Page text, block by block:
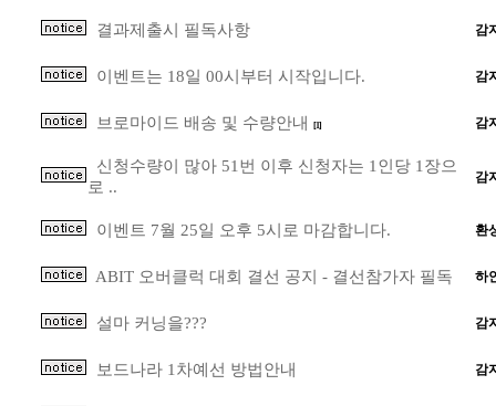
결과제출시 필독사항 감
이벤트는 18일 00시부터 시작입니다. 감
브로마이드 배송 및 수량안내 [1] 감
신청수량이 많아 51번 이후 신청자는 1인당 1장으
로 ..
감
이벤트 7월 25일 오후 5시로 마감합니다. 환
ABIT 오버클럭 대회 결선 공지 - 결선참가자 필독 하
설마 커닝을??? 감
보드나라 1차예선 방법안내 감